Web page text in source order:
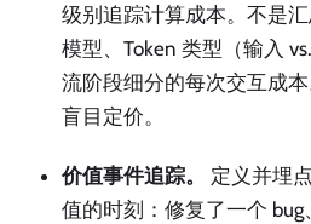
级别追踪计算成本。不是
模型、Token 类型（输入
流阶段细分的每次交互成
盲目定价。
价值事件追踪。
定义并埋
值的时刻：修复了一个